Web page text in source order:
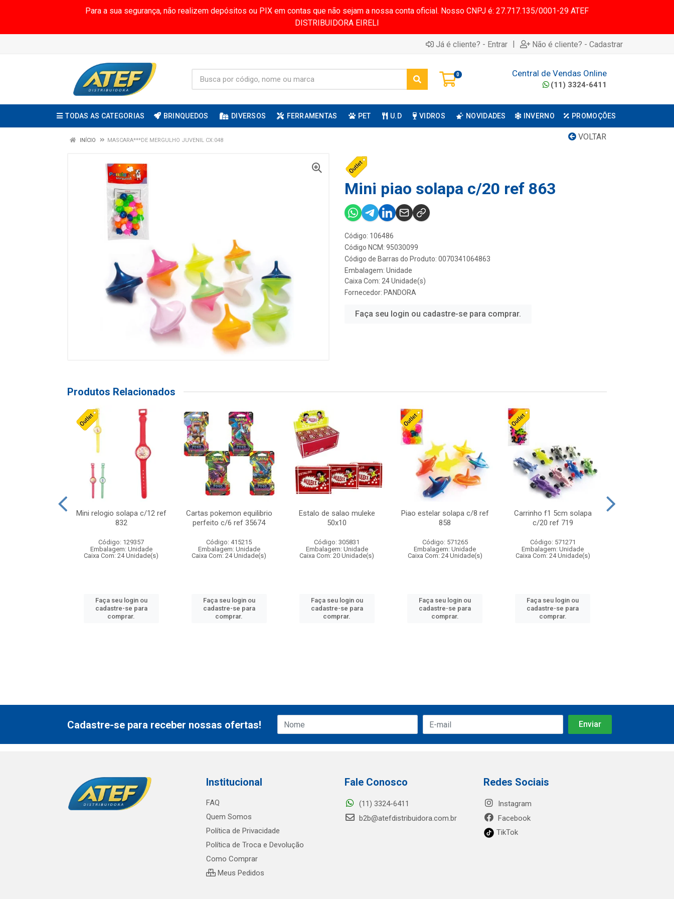
Para a sua segurança, não realizem depósitos ou PIX em contas que não sejam a nossa conta oficial. Nosso CNPJ é: 27.717.135/0001-29 ATEF
DISTRIBUIDORA EIRELI
Já é cliente? - Entrar | Não é cliente? - Cadastrar
0 Central de Vendas Online
(11) 3324-6411
TODAS AS CATEGORIAS BRINQUEDOS DIVERSOS FERRAMENTAS PET U.D VIDROS NOVIDADES INVERNO PROMOÇÕES
VOLTAR
INÍCIO MASCARA***DE MERGULHO JUVENIL CX:048
Mini piao solapa c/20 ref 863
Código: 106486
Código NCM: 95030099
Código de Barras do Produto: 0070341064863
Embalagem: Unidade
Caixa Com: 24 Unidade(s)
Fornecedor: PANDORA
Faça seu login ou cadastre-se para comprar.
Produtos Relacionados
Mini relogio solapa c/12 ref
832
Código: 129357
Embalagem: Unidade
Caixa Com: 24 Unidade(s)
Faça seu login ou
cadastre-se para
comprar.
Cartas pokemon equilibrio
perfeito c/6 ref 35674
Código: 415215
Embalagem: Unidade
Caixa Com: 24 Unidade(s)
Faça seu login ou
cadastre-se para
comprar.
Estalo de salao muleke
50x10
Código: 305831
Embalagem: Unidade
Caixa Com: 20 Unidade(s)
Faça seu login ou
cadastre-se para
comprar.
Piao estelar solapa c/8 ref
858
Código: 571265
Embalagem: Unidade
Caixa Com: 24 Unidade(s)
Faça seu login ou
cadastre-se para
comprar.
Carrinho f1 5cm solapa
c/20 ref 719
Código: 571271
Embalagem: Unidade
Caixa Com: 24 Unidade(s)
Faça seu login ou
cadastre-se para
comprar.
Cadastre-se para receber nossas ofertas!
Institucional
FAQ
Quem Somos
Política de Privacidade
Política de Troca e Devolução
Como Comprar
Meus Pedidos
Fale Conosco
(11) 3324-6411
b2b@atefdistribuidora.com.br
Redes Sociais
Instagram
Facebook
TikTok